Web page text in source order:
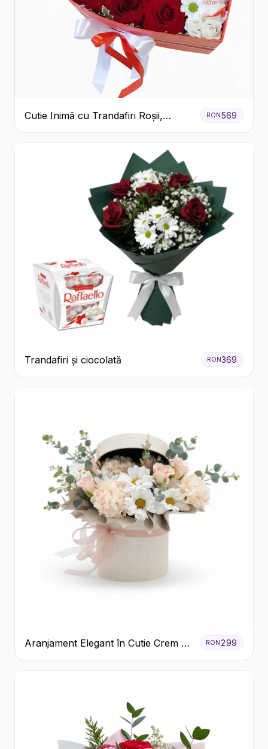
Cutie Inimă cu Trandafiri Roșii,
Crizanteme Albe și Bomboane
Raffaello
RON569
Trandafiri și ciocolată RON369
Aranjament Elegant în Cutie Crem cu
Crizanteme și Trandafiri
RON 299